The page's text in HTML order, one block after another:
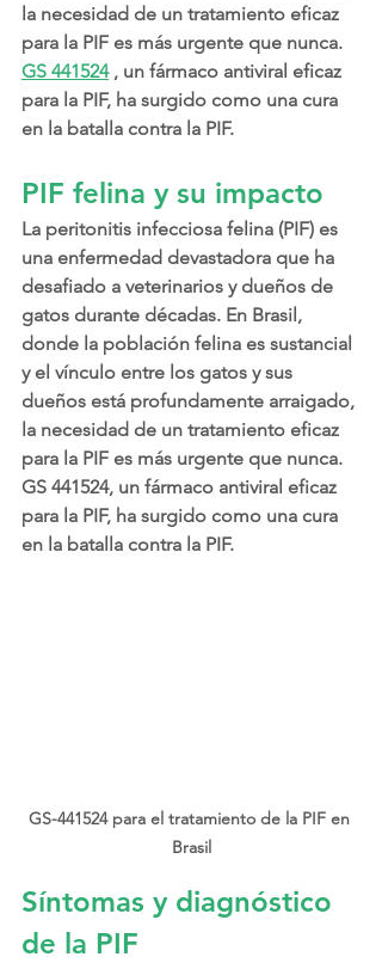
la necesidad de un tratamiento eficaz
para la PIF es más urgente que nunca.
GS 441524 , un fármaco antiviral eficaz
para la PIF, ha surgido como una cura
en la batalla contra la PIF.
PIF felina y su impacto
La peritonitis infecciosa felina (PIF) es
una enfermedad devastadora que ha
desafiado a veterinarios y dueños de
gatos durante décadas. En Brasil,
donde la población felina es sustancial
y el vínculo entre los gatos y sus
dueños está profundamente arraigado,
la necesidad de un tratamiento eficaz
para la PIF es más urgente que nunca.
GS 441524, un fármaco antiviral eficaz
para la PIF, ha surgido como una cura
en la batalla contra la PIF.
GS-441524 para el tratamiento de la PIF en
Brasil
Síntomas y diagnóstico
de la PIF